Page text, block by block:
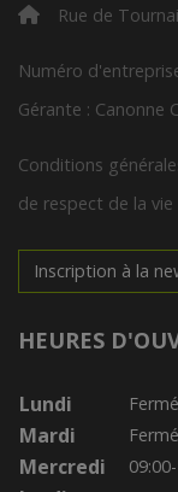
Rue de
Numéro
Gérante : Canonne
Conditions
de respect de la vie
Inscription à la
HEURES
Lundi Fermé
Mardi Fermé
Mercredi